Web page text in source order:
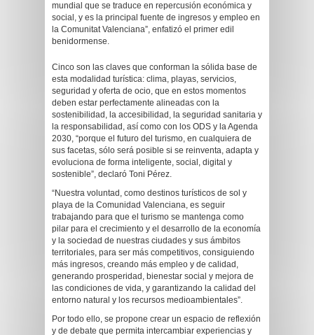
mundial que se traduce en repercusión económica y
social, y es la principal fuente de ingresos y empleo en
la Comunitat Valenciana”, enfatizó el primer edil
benidormense.
Cinco son las claves que conforman la sólida base de
esta modalidad turística: clima, playas, servicios,
seguridad y oferta de ocio, que en estos momentos
deben estar perfectamente alineadas con la
sostenibilidad, la accesibilidad, la seguridad sanitaria y
la responsabilidad, así como con los ODS y la Agenda
2030, “porque el futuro del turismo, en cualquiera de
sus facetas, sólo será posible si se reinventa, adapta y
evoluciona de forma inteligente, social, digital y
sostenible”, declaró Toni Pérez.
“Nuestra voluntad, como destinos turísticos de sol y
playa de la Comunidad Valenciana, es seguir
trabajando para que el turismo se mantenga como
pilar para el crecimiento y el desarrollo de la economía
y la sociedad de nuestras ciudades y sus ámbitos
territoriales, para ser más competitivos, consiguiendo
más ingresos, creando más empleo y de calidad,
generando prosperidad, bienestar social y mejora de
las condiciones de vida, y garantizando la calidad del
entorno natural y los recursos medioambientales”.
Por todo ello, se propone crear un espacio de reflexión
y de debate que permita intercambiar experiencias y